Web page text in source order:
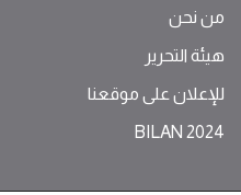
من نحن
هيئة التحرير
للإعلان على موقعنا
BILAN 2024